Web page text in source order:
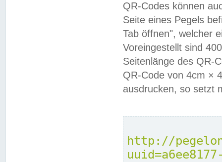
QR-Codes können
Seite eines Pegels
Tab öffnen", welcher
Voreingestellt sind
Seitenlänge des QR-
QR-Code von 4cm ×
ausdrucken, so setzt
http://